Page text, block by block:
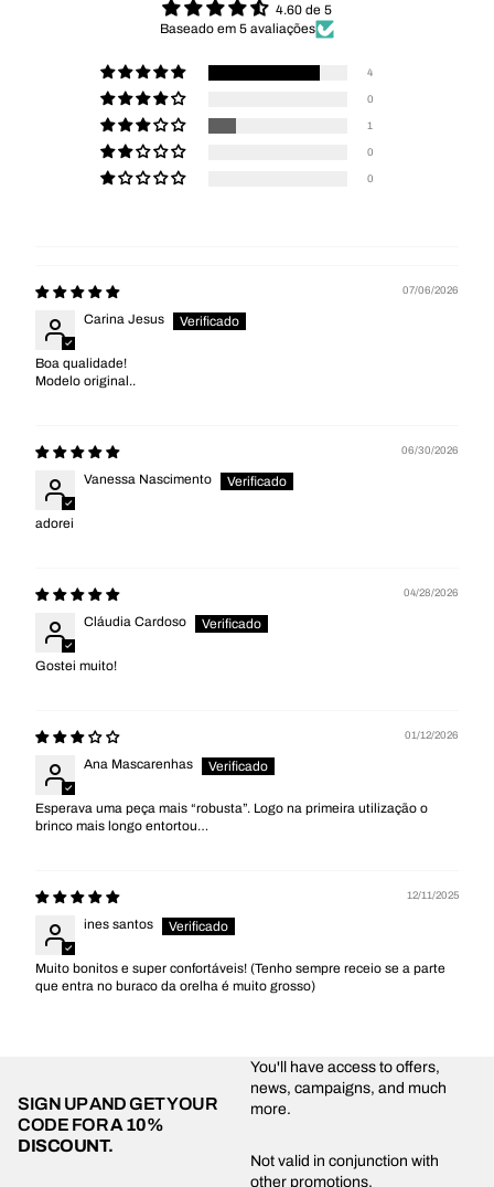
4.60 de 5
Baseado em 5 avaliações
4
0
1
0
0
07/06/2026
Carina Jesus
Boa qualidade!
Modelo original..
06/30/2026
Vanessa Nascimento
adorei
04/28/2026
Cláudia Cardoso
Gostei muito!
01/12/2026
Ana Mascarenhas
Esperava uma peça mais “robusta”. Logo na primeira utilização o
brinco mais longo entortou…
12/11/2025
ines santos
Muito bonitos e super confortáveis! (Tenho sempre receio se a parte
que entra no buraco da orelha é muito grosso)
SIGN UP AND GET YOUR
CODE FORA 10%
DISCOUNT.
You'll have access to offers,
news, campaigns, and much
more.
Not valid in conjunction with
other promotions.